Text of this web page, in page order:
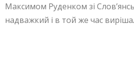
Максимом Руденком зі
надважкий і в той же час